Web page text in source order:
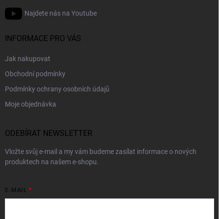
Najdete nás na Youtube
INFORMACE PRO VÁS
Jak nakupovat
Obchodní podmínky
Podmínky ochrany osobních údajů
Moje objednávka
ODEBÍRAT NEWSLETTER
Vložte svůj e-mail a my vám budeme zasílat informace o nových
produktech na našem e-shopu.
E-MAIL